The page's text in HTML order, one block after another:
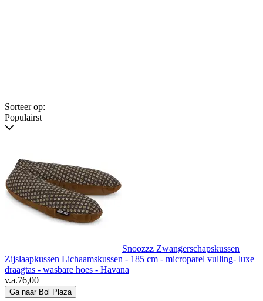
Sorteer op:
Populairst
Snoozzz Zwangerschapskussen
Zijslaapkussen Lichaamskussen - 185 cm - microparel vulling- luxe
draagtas - wasbare hoes - Havana
v.a.76,00
Ga naar Bol Plaza